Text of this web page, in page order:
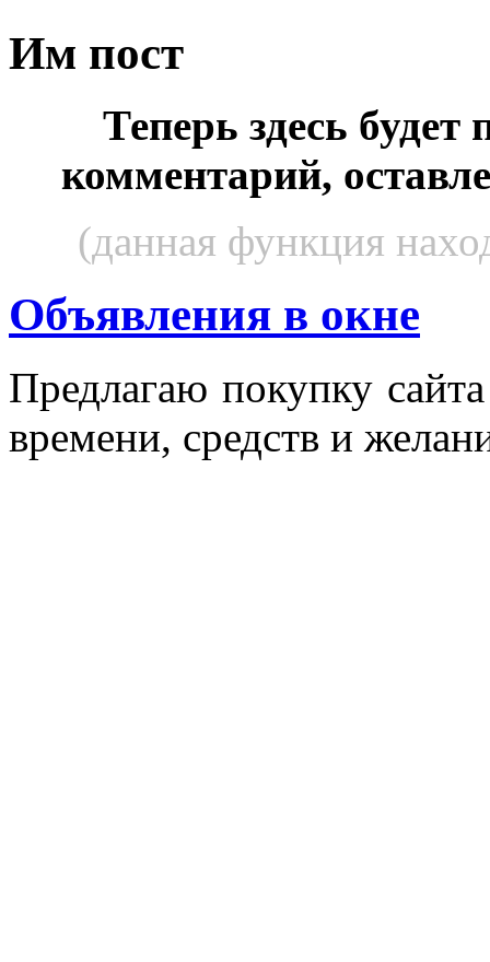
Им пост
Теперь здесь будет
комментарий,
(данная функция
Объявления в окне
Пред­ла­гаю по­куп­ку
вре­мени, средств и